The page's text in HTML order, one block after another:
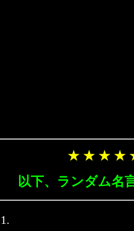
★ ★ ★ ★
以下、ランダム名
1.